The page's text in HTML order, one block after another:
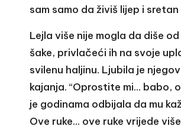
sam samo da živiš lijep i
Lejla više nije mogla da diše
šake, privlačeći ih na svoje
svilenu haljinu. Ljubila je
kajanja. “Oprostite mi… babo,
je godinama odbijala da mu
Ove ruke… ove ruke vrijede